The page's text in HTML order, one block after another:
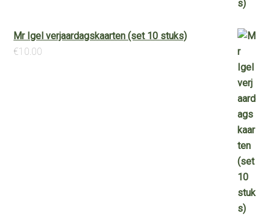
Mr Igel verjaardagskaarten (set 10 stuks)
€10.00